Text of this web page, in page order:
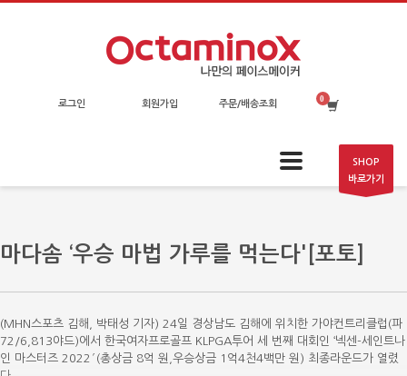
로그인 회원가입 주문/배송조회
SHOP
바로가기
마다솜 ‘우승 마법 가루를 먹는다'[포토]
(MHN스포츠 김해, 박태성 기자) 24일 경상남도 김해에 위치한 가야컨트리클럽(파
72/6,813야드)에서 한국여자프로골프 KLPGA투어 세 번째 대회인 ‘넥센-세인트나
인 마스터즈 2022′(총상금 8억 원,우승상금 1억4천4백만 원) 최종라운드가 열렸